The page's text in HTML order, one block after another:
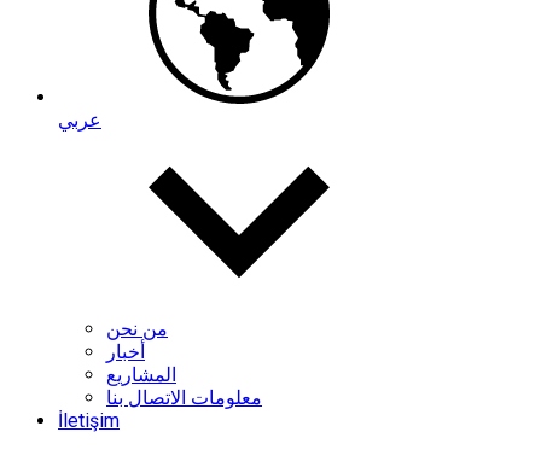
عربي
من نحن
أخبار
المشاريع
معلومات الاتصال بنا
İletişim